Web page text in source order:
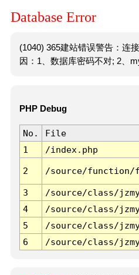
Database Error
(1040) 365建站错误警告：连
因：1、数据库密码不对; 2、
PHP Debug
No. File
1
/index.php
2 /source/function/
3 /source/class/
4
/source/class/
5
/source/class/
6
/source/class/